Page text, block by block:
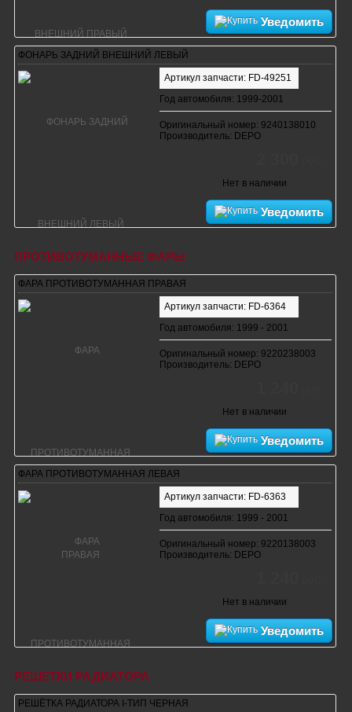
Уведомить
ФОНАРЬ ЗАДНИЙ ВНЕШНИЙ ЛЕВЫЙ
Артикул запчасти: FD-49251
Год автомобиля: 1999-2001
Оригинальный номер: 9240138010
Производитель: DEPO
Нет в наличии
Уведомить
ПРОТИВОТУМАННЫЕ ФАРЫ
ФАРА ПРОТИВОТУМАННАЯ ПРАВАЯ
Артикул запчасти: FD-6364
Год автомобиля: 1999 - 2001
Оригинальный номер: 9220238003
Производитель: DEPO
Нет в наличии
Уведомить
ФАРА ПРОТИВОТУМАННАЯ ЛЕВАЯ
Артикул запчасти: FD-6363
Год автомобиля: 1999 - 2001
Оригинальный номер: 9220138003
Производитель: DEPO
Нет в наличии
Уведомить
РЕШЕТКИ РАДИАТОРА
РЕШЁТКА РАДИАТОРА I-ТИП ЧЕРНАЯ